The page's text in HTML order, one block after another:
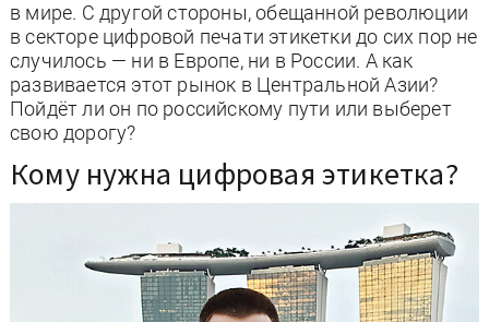
в мире. С другой стороны, обещанной революции
в секторе цифровой печати этикетки до сих пор не
случилось — ни в Европе, ни в России. А как
развивается этот рынок в Центральной Азии?
Пойдёт ли он по российскому пути или выберет
свою дорогу?
Кому нужна цифровая этикетка?